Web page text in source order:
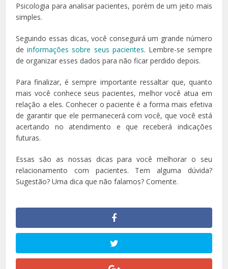
Psicologia para analisar pacientes, porém de um jeito mais
simples.
Seguindo essas dicas, você conseguirá um grande número
deinformações sobre seus pacientes. Lembre-se sempre
de organizar esses dados para não ficar perdido depois.
Para finalizar, é sempre importante ressaltar que, quanto
mais você conhece seus pacientes, melhor você atua em
relação a eles. Conhecer o paciente é a forma mais efetiva
de garantir que ele permanecerá com você, que você está
acertando no atendimento e que receberá indicações
futuras.
Essas são as nossas dicas para você melhorar o seu
relacionamento com pacientes. Tem alguma dúvida?
Sugestão? Uma dica que não falamos? Comente.